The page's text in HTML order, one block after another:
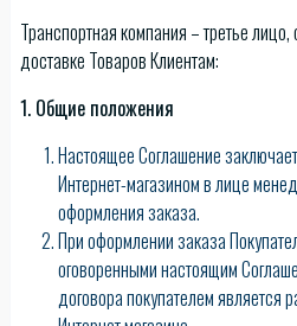
Транспортная компания – третье
доставке Товаров Клиентам:
1. Общие положения
Настоящее Соглашение
Интернет-магазином в лице
оформления заказа.
При оформлении заказа
оговоренными настоящим
договора покупателем является